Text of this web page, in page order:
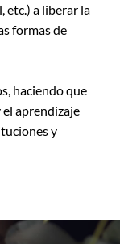
etc.) a liberar la
formas de
haciendo que
el aprendizaje
y